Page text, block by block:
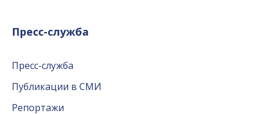
Пресс-служба
Пресс-служба
Публикации в СМИ
Репортажи